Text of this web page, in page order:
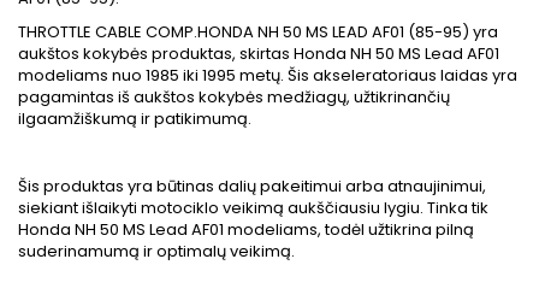
THROTTLE CABLE COMP.HONDA NH 50 MS LEAD AF01 (85-95) yra
aukštos kokybės produktas, skirtas Honda NH 50 MS Lead AF01
modeliams nuo 1985 iki 1995 metų. Šis akseleratoriaus laidas yra
pagamintas iš aukštos kokybės medžiagų, užtikrinančių
ilgaamžiškumą ir patikimumą.
Šis produktas yra būtinas dalių pakeitimui arba atnaujinimui,
siekiant išlaikyti motociklo veikimą aukščiausiu lygiu. Tinka tik
Honda NH 50 MS Lead AF01 modeliams, todėl užtikrina pilną
suderinamumą ir optimalų veikimą.